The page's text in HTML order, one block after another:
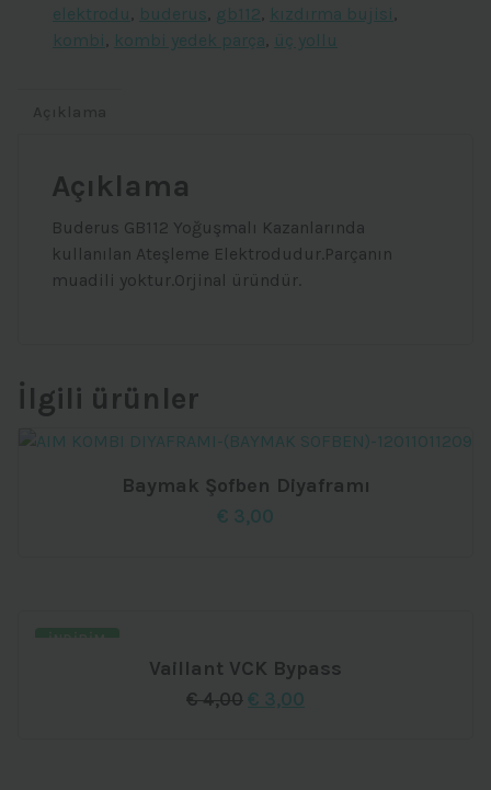
elektrodu , buderus, gb112, kızdırma bujisi ,
kombi , kombi yedek parça, üç yollu
Açıklama
Buderus GB112 Yoğuşmalı Kazanlarında
kullanılan Ateşleme Elektrodudur.Parçanın
muadili yoktur.Orjinal üründür.
İlgili ürünler
Baymak Şofben Diyaframı
€ 3,00
Vaillant VCK Bypass
€4,00 Orijinal
€ 3,00